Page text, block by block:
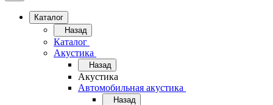
Каталог
Назад
Каталог
Акустика
Назад
Акустика
Автомобильная акустика
Назад